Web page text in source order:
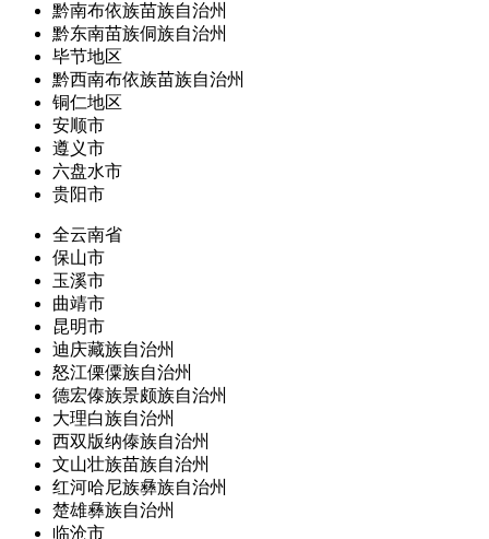
黔南布依族苗族自治州
黔东南苗族侗族自治州
毕节地区
黔西南布依族苗族自治州
铜仁地区
安顺市
遵义市
六盘水市
贵阳市
全云南省
保山市
玉溪市
曲靖市
昆明市
迪庆藏族自治州
怒江傈僳族自治州
德宏傣族景颇族自治州
大理白族自治州
西双版纳傣族自治州
文山壮族苗族自治州
红河哈尼族彝族自治州
楚雄彝族自治州
临沧市